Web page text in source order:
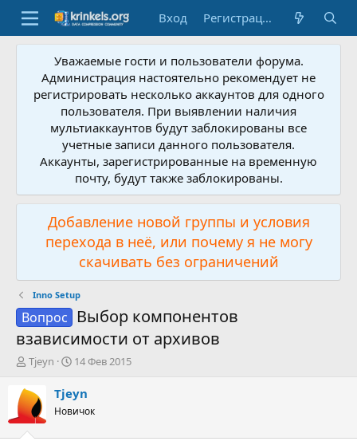
Вход Регистрация
Уважаемые гости и пользователи форума.
Администрация настоятельно рекомендует не
регистрировать несколько аккаунтов для одного
пользователя. При выявлении наличия
мультиаккаунтов будут заблокированы все
учетные записи данного пользователя.
Аккаунты, зарегистрированные на временную
почту, будут также заблокированы.
Добавление новой группы и условия
перехода в неё, или почему я не могу
скачивать без ограничений
Inno Setup
Вопрос
Выбор компонентов
взависимости от архивов
А
т
о
р
т
Tjeyn
Д
т
а
н
14 Фев 2015
Tjeyn
Новичок